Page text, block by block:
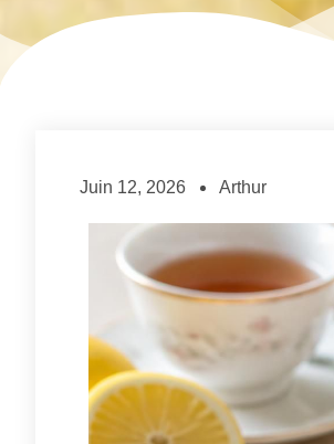
Juin 12, 2026 Arthur